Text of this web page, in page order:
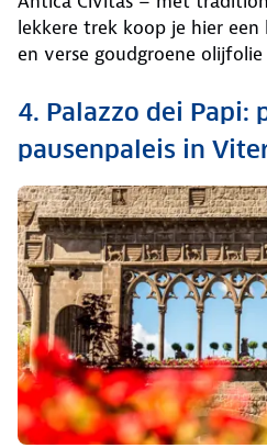
lekkere trek koop je hier
en verse goudgroene
4. Palazzo dei Papi:
pausenpaleis in